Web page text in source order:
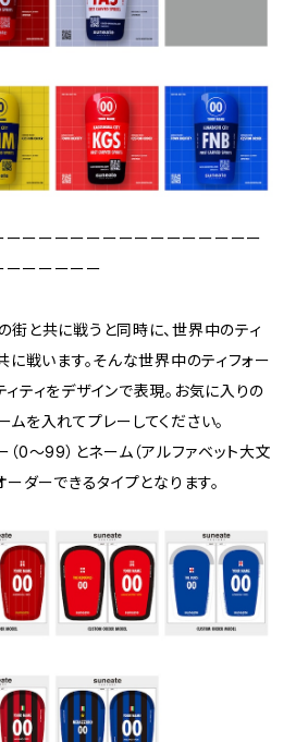
ーーーーーーーーーーーーーーー
ーーーーーー
街と共に戦うと同時に、世界中のティ
に戦います。そんな世界中のティフォー
ティをデザインで表現。お気に入りの
を入れてプレーしてください。
0〜99）とネーム（アルファベット大文
ダーできるタイプとなります。